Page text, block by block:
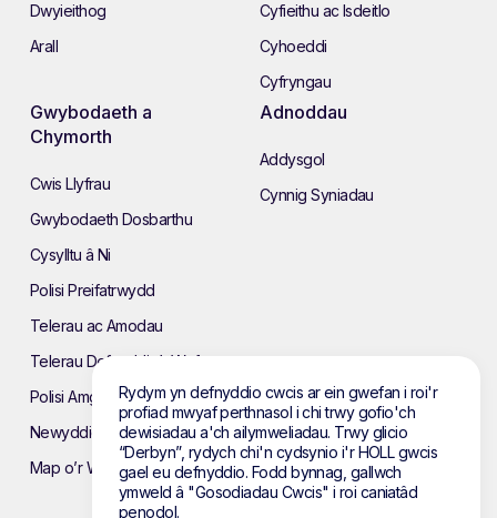
Dwyieithog
Arall
Cyfieithu ac Isdeitlo
Cyhoeddi
Cyfryngau
Gwybodaeth a
Chymorth
Cwis Llyfrau
Gwybodaeth Dosbarthu
Cysylltu â Ni
Polisi Preifatrwydd
Telerau ac Amodau
Telerau Defnyddio’r Wefan
Polisi Amgylcheddol
Newyddion
Map o’r Wefan
Adnoddau
Addysgol
Cynnig Syniadau
Rydym yn defnyddio cwcis ar ein gwefan i roi'r
profiad mwyaf perthnasol i chi trwy gofio'ch
dewisiadau a'ch ailymweliadau. Trwy glicio
“Derbyn”, rydych chi'n cydsynio i'r HOLL gwcis
gael eu defnyddio. Fodd bynnag, gallwch
ymweld â "Gosodiadau Cwcis" i roi caniatâd
penodol.